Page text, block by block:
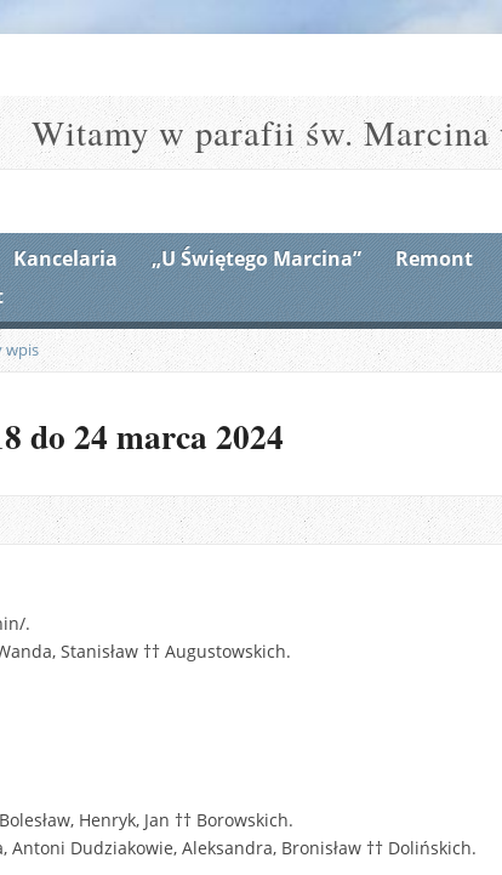
Witamy w parafii św.
Kancelaria „U Świętego Marcina”
Remont
wpis
do 24 marca 2024
.
Stanisław †† Augustowskich.
Henryk, Jan †† Borowskich.
Antoni Dudziakowie, Aleksandra, Bronisław †† Dolińskich.